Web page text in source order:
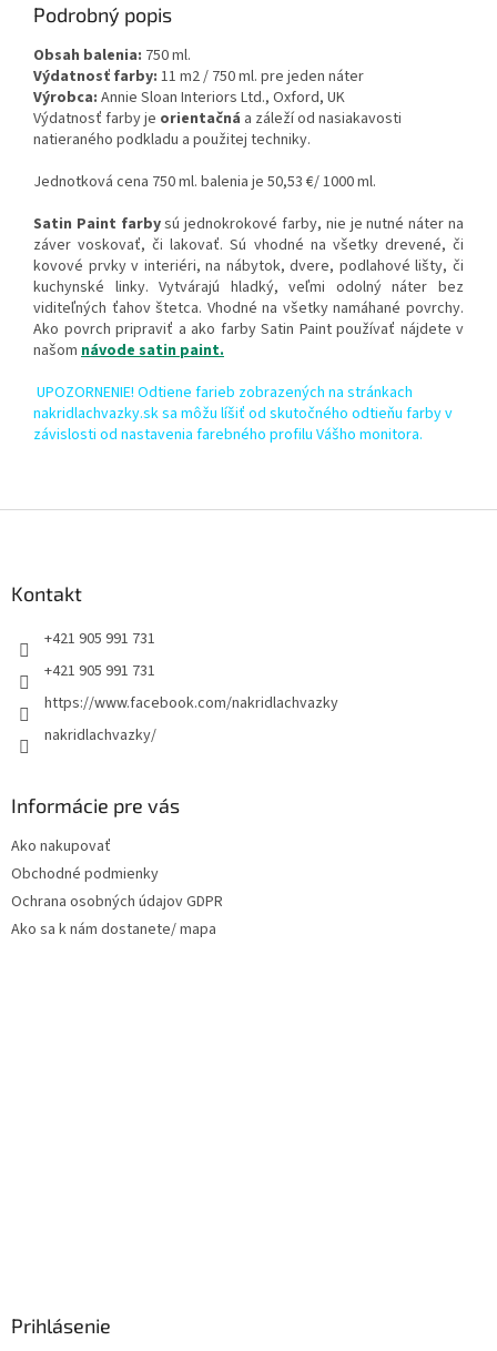
Podrobný popis
Obsah balenia: 750 ml.
Výdatnosť farby: 11 m2 / 750 ml. pre jeden náter
Výrobca: Annie Sloan Interiors Ltd., Oxford, UK
Výdatnosť farby je orientačná a záleží od nasiakavosti
natieraného podkladu a použitej techniky.
Jednotková cena 750 ml. balenia je 50,53 €/ 1000 ml.
Satin Paint farbysú jednokrokové farby, nie je nutné náter na
záver voskovať, či lakovať. Sú vhodné na všetky drevené, či
kovové prvky v interiéri, na nábytok, dvere, podlahové lišty, či
kuchynské linky. Vytvárajú hladký, veľmi odolný náter bez
viditeľných ťahov štetca. Vhodné na všetky namáhané povrchy.
Ako povrch pripraviť a ako farby Satin Paint používať nájdete v
našom návode satin paint.
UPOZORNENIE! Odtiene farieb zobrazených na stránkach
nakridlachvazky.sk sa môžu líšiť od skutočného odtieňu farby v
závislosti od nastavenia farebného profilu Vášho monitora.
Kontakt
+421 905 991 731
+421 905 991 731
https://www.facebook.com/nakridlachvazky
nakridlachvazky/
Informácie pre vás
Ako nakupovať
Obchodné podmienky
Ochrana osobných údajov GDPR
Ako sa k nám dostanete/ mapa
Prihlásenie